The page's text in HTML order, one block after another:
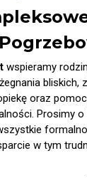
wspieramy
bliskich,
oraz pomoc
Prosimy o
w tym